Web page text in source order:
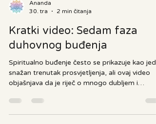
30. tra
2 min čitanja
Kratki video: Sedam faza